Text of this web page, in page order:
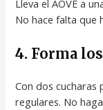
Lleva el AOVE a
No hace falta que
4. Forma
Con dos cucharas
regulares. No